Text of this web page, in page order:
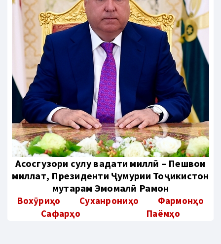
Aсосгузори сулҳу ваҳдати миллӣ – Пешвои
миллат, Президенти Ҷумҳурии Тоҷикистон
муҳтарам Эмомалӣ Раҳмон
Вохӯриҳо Суханрониҳо
Фармонҳо
Сафарҳо
Паёмҳо